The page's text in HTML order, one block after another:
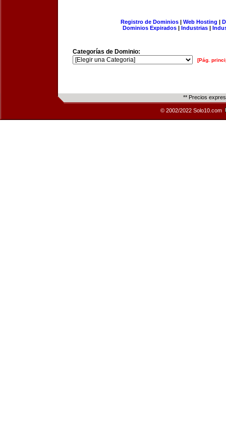
Registro de Dominios| Web Hosting |
Dominios Expirados | Industrias |
Categorías de Dominio:
[Pág.
** Precios
© 2002/2022 Solo10.com